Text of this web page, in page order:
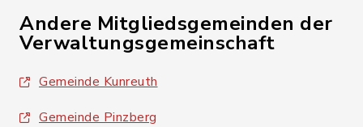
Andere Mitgliedsgemeinden der
Verwaltungsgemeinschaft
Gemeinde Kunreuth
Gemeinde Pinzberg